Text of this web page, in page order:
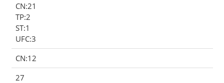
CN:21
TP:2
ST:1
UFC:3
CN:12
27